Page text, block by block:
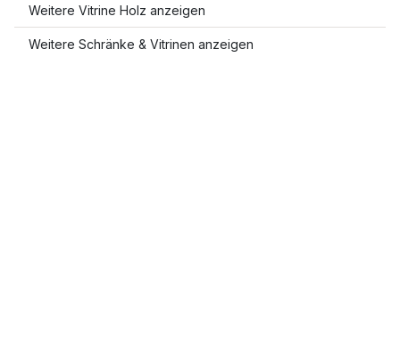
Weitere Vitrine Holz anzeigen
Weitere Schränke & Vitrinen anzeigen